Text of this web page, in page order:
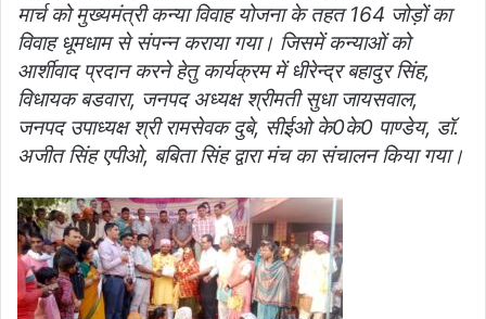
मार्च को मुख्यमंत्री कन्या विवाह योजना के तहत 164 जोड़ों का
विवाह धूमधाम से संपन्न कराया गया। जिसमें कन्याओं को
आर्शीवाद प्रदान करने हेतु कार्यक्रम में धीरेन्द्र बहादुर सिंह,
विधायक बडवारा, जनपद अध्यक्ष श्रीमती सुधा जायसवाल,
जनपद उपाध्यक्ष श्री रामसेवक दुबे, सीईओ के0के0 पाण्डेय, डॉ.
अजीत सिंह एपीओ, बबिता सिंह द्वारा मंच का संचालन किया गया।